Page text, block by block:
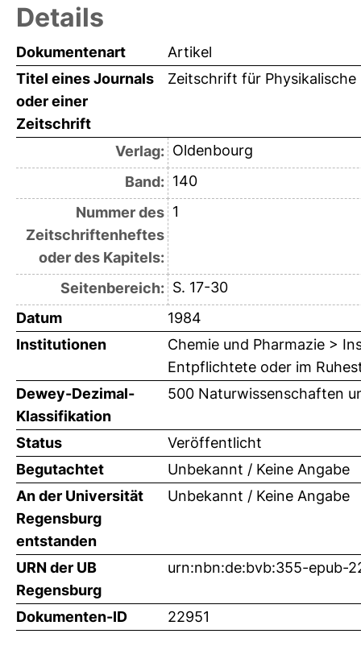
Details
Dokumentenart
Artikel
Titel eines Journals
oder einer
Zeitschrift
Zeitschrift für Physikalische
Verlag: Oldenbourg
Band: 140
Nummer des
Zeitschriftenheftes
oder des Kapitels:
1
Seitenbereich: S. 17-30
Datum
1984
Institutionen
Chemie und Pharmazie >
Entpflichtete oder im
Dewey-Dezimal-
Klassifikation
500 Naturwissenschaften
Status
Veröffentlicht
Begutachtet
Unbekannt / Keine Angabe
An der Universität
Regensburg
entstanden
Unbekannt / Keine Angabe
URN der UB
Regensburg
urn:nbn:de:bvb:355-epub-
Dokumenten-ID 22951